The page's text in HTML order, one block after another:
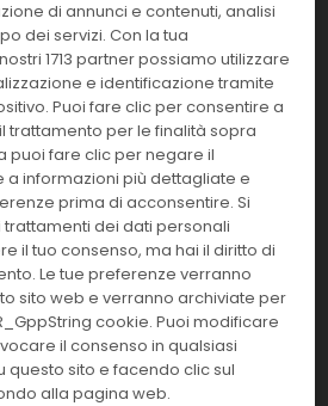
BAT
acquistare.
salt broth
Linea:
BAT
Raccked Filter Tip,natural
pcs/box
Linea:
di annunci e contenuti, analisi
dei servizi. Con la tua
1713 partner possiamo utilizzare
e identificazione tramite
Puoi fare clic per consentire a
trattamento per le finalità sopra
puoi fare clic per negare il
informazioni più dettagliate e
prima di acconsentire. Si
dei dati personali
il tuo consenso, ma hai il diritto di
Le tue preferenze verranno
sito web e verranno archiviate per
cookie. Puoi modificare
il consenso in qualsiasi
sito e facendo clic sul
alla pagina web.